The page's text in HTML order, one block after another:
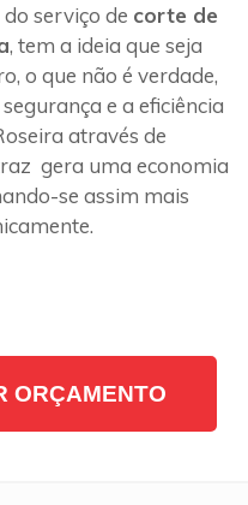
serviço de corte de
, tem a ideia que seja
o que não é verdade,
e a eficiência
através de
gera uma economia
se assim mais
ORÇAMENTO